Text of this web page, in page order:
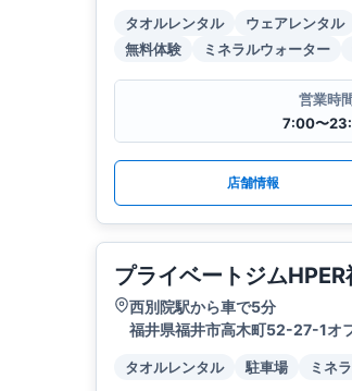
タオルレンタル ウェアレンタル
無料体験
ミネラルウォーター
営業時
7:00〜
店舗情報
プライベートジム
西別院駅から車で5分
福井県福井市高木町52-27-1オ
タオルレンタル 駐車場 ミネ